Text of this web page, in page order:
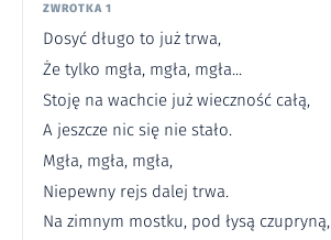
ZWROTKA 1
Dosyć długo to już trwa,
Że tylko mgła, mgła, mgła...
Stoję na wachcie już wieczność całą,
A jeszcze nic się nie stało.
Mgła, mgła, mgła,
Niepewny rejs dalej trwa.
Na zimnym mostku, pod łysą czupryną,